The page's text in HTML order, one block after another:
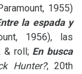
1955)
la espada y
1956), las
&roll; En busca
Hunter?; 20th